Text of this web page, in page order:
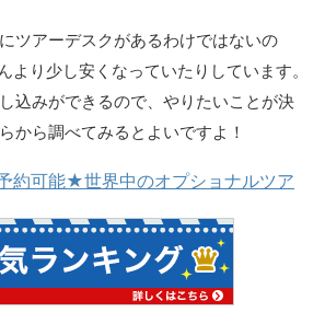
ツアーデスクがあるわけではないの
より少し安くなっていたりしています。
込みができるので、やりたいことが決
から調べてみるとよいですよ！
約可能★世界中のオプショナルツア